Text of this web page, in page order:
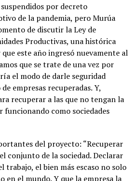
por decreto
de la pandemia, pero Murúa
de discutir la Ley de
Productivas, una histórica
este año ingresó nuevamente al
que se trate de una vez por
el modo de darle seguridad
empresas recuperadas. Y,
recuperar a las que no tengan la
funcionando como sociedades
del proyecto: “Recuperar
conjunto de la sociedad. Declarar
trabajo, el bien más escaso no solo
en el mundo. Y que la empresa la